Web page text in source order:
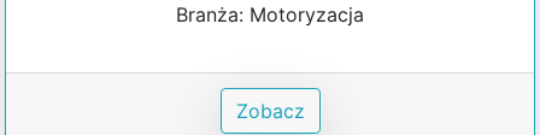
Branża: Motoryzacja
Zobacz